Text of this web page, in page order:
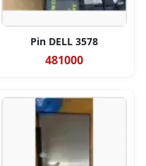
Pin DELL 3578
481000